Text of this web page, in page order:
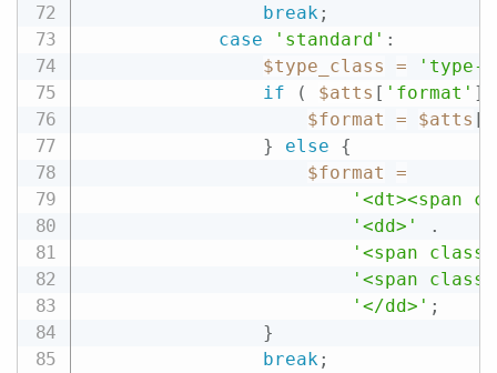
break;
case
'standard' :
$type_class
=
'type-
if
( $atts [ 'format' ]
$format
= $atts [
}
else
{
$format
=
'<dt><span
'<dd>'
.
'<span
'<span
'</dd>' ;
}
break;